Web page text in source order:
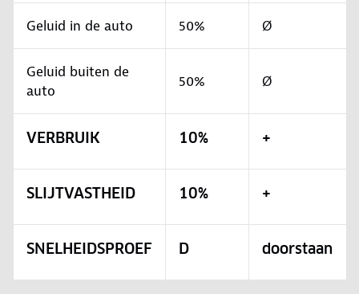
Geluid in de auto 50% Ø
Geluid buiten de
auto
50% Ø
VERBRUIK 10% +
SLIJTVASTHEID 10% +
SNELHEIDSPROEF D doorstaan